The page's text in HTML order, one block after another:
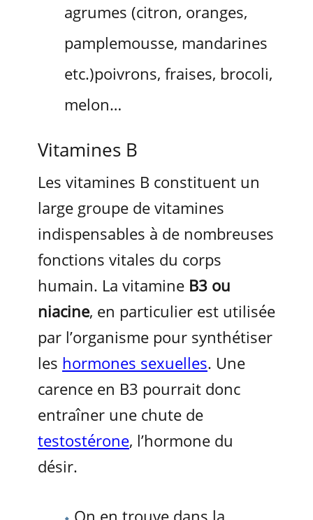
agrumes (citron, oranges,
pamplemousse, mandarines
etc.)poivrons, fraises, brocoli,
melon…
Vitamines B
Les vitamines B constituent un
large groupe de vitamines
indispensables à de nombreuses
fonctions vitales du corps
humain. La vitamine B3 ou
niacine, en particulier est utilisée
par l’organisme pour synthétiser
les hormones sexuelles. Une
carence en B3 pourrait donc
entraîner une chute de
testostérone, l’hormone du
désir.
On en trouve dans la